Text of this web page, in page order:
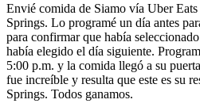
Envié comida de Siamo vía Uber
Springs. Lo programé un día antes
para confirmar que había
había elegido el día siguiente.
5:00 p.m. y la comida llegó a su
fue increíble y resulta que este es su
Springs. Todos ganamos.